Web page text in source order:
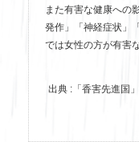
また有害な健康への
発作」「神経症状」
では女性の方が有害
出典 :「香害先進国